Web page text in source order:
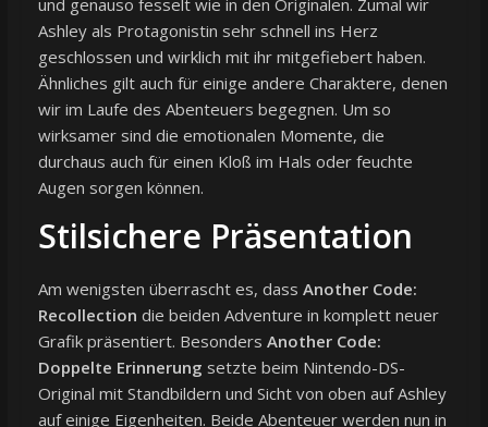
und genauso fesselt wie in den Originalen. Zumal wir
Ashley als Protagonistin sehr schnell ins Herz
geschlossen und wirklich mit ihr mitgefiebert haben.
Ähnliches gilt auch für einige andere Charaktere, denen
wir im Laufe des Abenteuers begegnen. Um so
wirksamer sind die emotionalen Momente, die
durchaus auch für einen Kloß im Hals oder feuchte
Augen sorgen können.
Stilsichere Präsentation
Am wenigsten überrascht es, dass Another Code:
Recollection die beiden Adventure in komplett neuer
Grafik präsentiert. Besonders Another Code:
Doppelte Erinnerung setzte beim Nintendo-DS-
Original mit Standbildern und Sicht von oben auf Ashley
auf einige Eigenheiten. Beide Abenteuer werden nun in